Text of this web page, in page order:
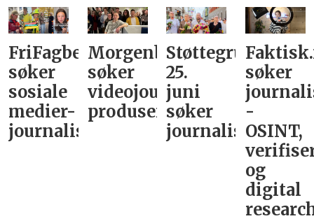
FriFagbevegelse
søker
sosiale
medier-
journalist
Morgenbladet
søker
videojournalist/podkast-
produsent
Støttegruppa
25.
juni
søker
journalist
søker
-
OSINT,
og
digital